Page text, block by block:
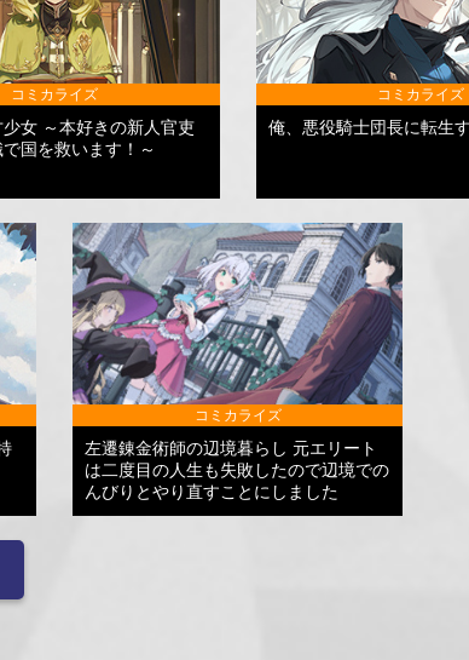
コミカライズ
女 ～本好きの新人官吏
国を救います！～
コミカライズ
俺、悪役騎士団長に転生す
コミカライズ
左遷錬金術師の辺境暮らし 元エリート
は二度目の人生も失敗したので辺境での
んびりとやり直すことにしました